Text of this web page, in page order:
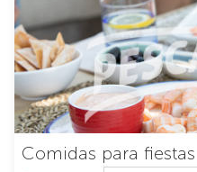
Comidas para fiestas